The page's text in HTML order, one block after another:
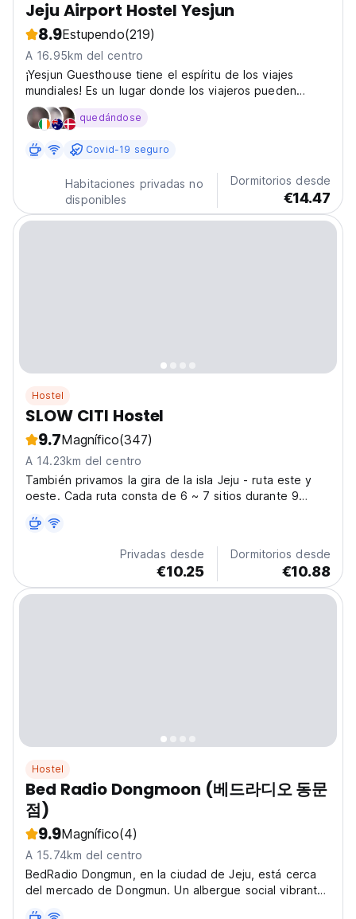
Jeju Airport Hostel Yesjun
8.9Estupendo(219)
A 16.95km del centro
¡Yesjun Guesthouse tiene el espíritu de los viajes
mundiales! Es un lugar donde los viajeros pueden
unirse y compartir sus historias, así como descansar
antes de regresar a la aventura.
quedándose
Covid-19 seguro
Habitaciones privadas no
disponibles
Dormitorios desde
€14.47
Hostel
SLOW CITI Hostel
9.7Magnífico(347)
A 14.23km del centro
También privamos la gira de la isla Jeju - ruta este y
oeste. Cada ruta consta de 6 ~ 7 sitios durante 9
Privadas desde
€10.25
Dormitorios desde
€10.88
Hostel
Bed Radio Dongmoon (베드라디오 동문
점)
9.9Magnífico(4)
A 15.74km del centro
BedRadio Dongmun, en la ciudad de Jeju, está cerca
del mercado de Dongmun. Un albergue social vibrante,